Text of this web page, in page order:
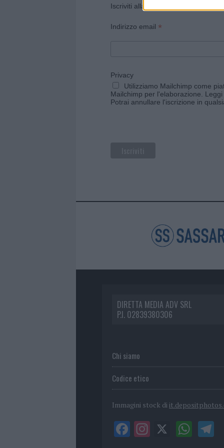
Iscriviti alla newsletter di Gallura
Indirizzo email *
Privacy
Utilizziamo Mailchimp come
Mailchimp per l'elaborazione.
Potrai annullare l'iscrizione in
DIRETTA MEDIA ADV SRL
P.I. 02839380306
Chi siamo
Codice etico
Immagini stock di